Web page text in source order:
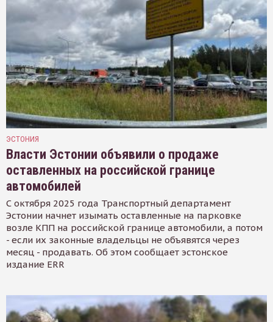
ЭСТОНИЯ
Власти Эстонии объявили о продаже
оставленных на российской границе
автомобилей
С октября 2025 года Транспортный департамент
Эстонии начнет изымать оставленные на парковке
возле КПП на российской границе автомобили, а потом
- если их законные владельцы не объявятся через
месяц - продавать. Об этом сообщает эстонское
издание ERR